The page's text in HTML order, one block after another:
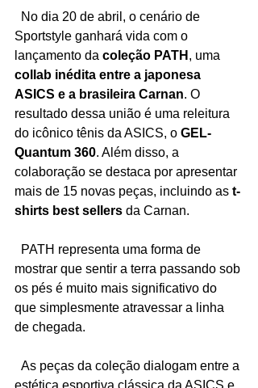
Sportstyle ganhará vida com o
lançamento da coleção PATH , uma
collab inédita entre a japonesa
ASICS e a brasileira Carnan. O
resultado dessa união é uma releitura
do icônico tênis da ASICS, o GEL-
Quantum 360. Além disso, a
colaboração se destaca por apresentar
mais de 15 novas peças, incluindo as t-
shirts best sellers da Carnan.
mostrar que sentir a terra passando sob
os pés é muito mais significativo do
que simplesmente atravessar a linha
de chegada.
estética esportiva clássica da ASICS e